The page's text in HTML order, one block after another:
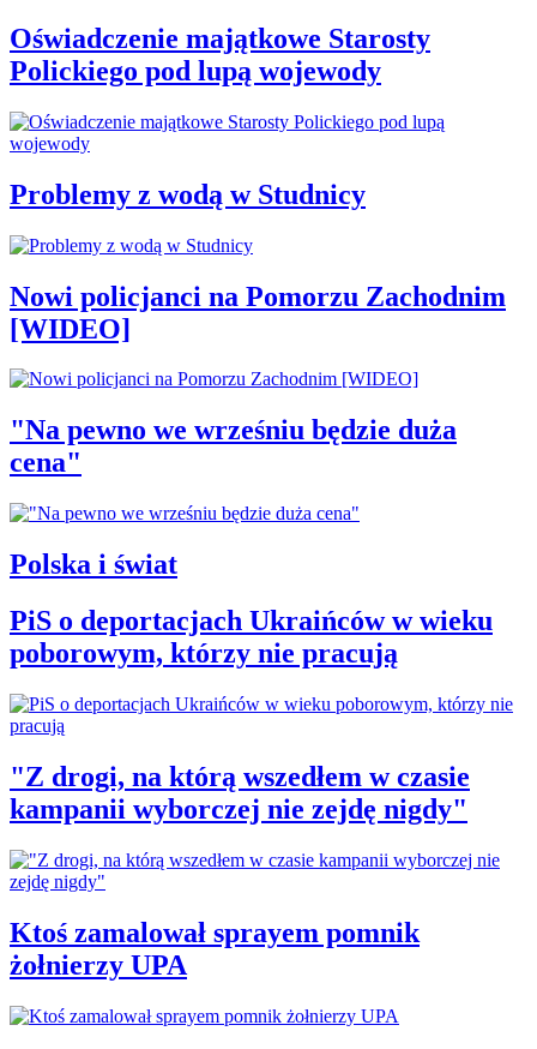
Oświadczenie majątkowe Starosty
Polickiego pod lupą wojewody
Problemy z wodą w Studnicy
Nowi policjanci na Pomorzu Zachodnim
[WIDEO]
"Na pewno we wrześniu będzie duża
cena"
Polska i świat
PiS o deportacjach Ukraińców w wieku
poborowym, którzy nie pracują
"Z drogi, na którą wszedłem w czasie
kampanii wyborczej nie zejdę nigdy"
Ktoś zamalował sprayem pomnik
żołnierzy UPA